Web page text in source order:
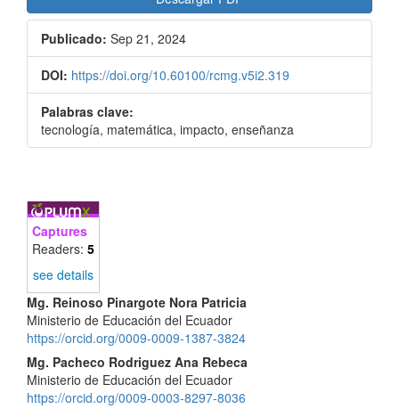
Publicado: Sep 21, 2024
DOI: https://doi.org/10.60100/rcmg.v5i2.319
Palabras clave:
tecnología, matemática, impacto, enseñanza
Captures
Readers: 5
see details
Contenido
principal
del
artículo
Mg. Reinoso Pinargote Nora Patricia
Ministerio de Educación del Ecuador
https://orcid.org/0009-0009-1387-3824
Mg. Pacheco Rodriguez Ana Rebeca
Ministerio de Educación del Ecuador
https://orcid.org/0009-0003-8297-8036